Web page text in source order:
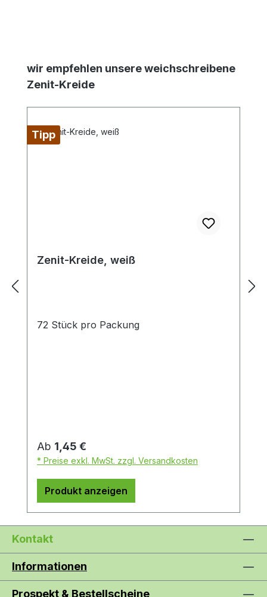
Produktgalerie überspringen
wir empfehlen unsere weichschreibene
Zenit-Kreide
Tipp
Zenit-Kreide, weiß
72 Stück pro Packung
Regulärer Preis:
Ab 1,45 €
* Preise exkl. MwSt. zzgl. Versandkosten
Produkt anzeigen
Kontakt
Informationen
Prospekt & Bestellscheine